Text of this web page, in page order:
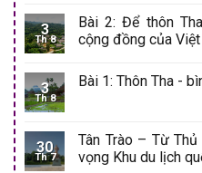
3
Th 8
Bài 2: Để thôn
cộng đồng của
3
Th 8
Bài 1: Thôn Tha -
30
Th 7
Tân Trào – Từ
vọng Khu du lịch